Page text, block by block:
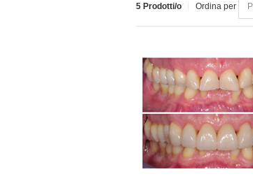
5 Prodotti/o Ordina per